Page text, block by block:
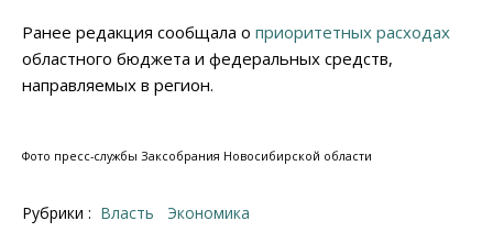
Ранее редакция сообщала о приоритетных расходах
областного бюджета и федеральных средств,
направляемых в регион.
Фото пресс-службы Заксобрания Новосибирской области
Рубрики : Власть Экономика